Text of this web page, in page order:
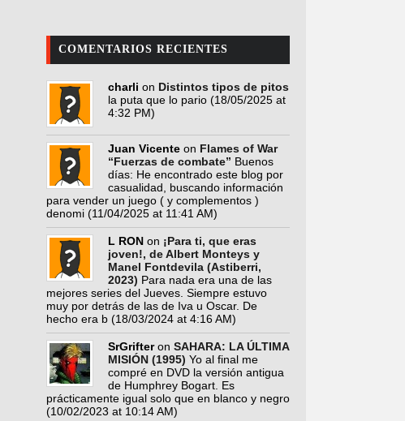
COMENTARIOS RECIENTES
charli on Distintos tipos de pitos
la puta que lo pario (18/05/2025 at
4:32 PM)
Juan Vicente on Flames of War
“Fuerzas de combate” Buenos
días: He encontrado este blog por
casualidad, buscando información
para vender un juego ( y complementos )
denomi (11/04/2025 at 11:41 AM)
L RON on ¡Para ti, que eras
joven!, de Albert Monteys y
Manel Fontdevila (Astiberri,
2023) Para nada era una de las
mejores series del Jueves. Siempre estuvo
muy por detrás de las de Iva u Oscar. De
hecho era b (18/03/2024 at 4:16 AM)
SrGrifteron SAHARA: LA ÚLTIMA
MISIÓN (1995) Yo al final me
compré en DVD la versión antigua
de Humphrey Bogart. Es
prácticamente igual solo que en blanco y negro
(10/02/2023 at 10:14 AM)